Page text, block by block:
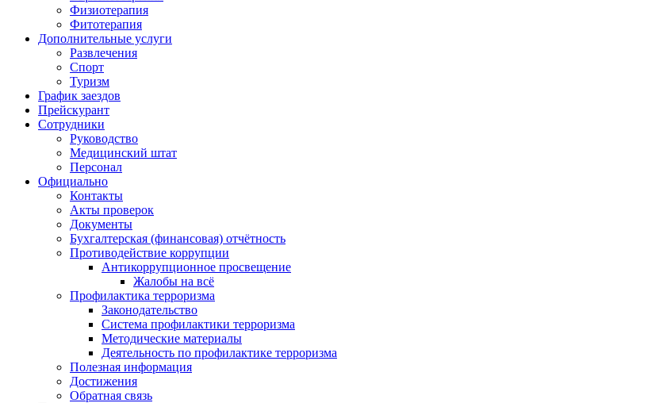
Физиотерапия
Фитотерапия
Дополнительные услуги
Развлечения
Спорт
Туризм
График заездов
Прейскурант
Сотрудники
Руководство
Медицинский штат
Персонал
Официально
Контакты
Акты проверок
Документы
Бухгалтерская (финансовая) отчётность
Противодействие коррупции
Антикоррупционное просвещение
Жалобы на всё
Профилактика терроризма
Законодательство
Система профилактики терроризма
Методические материалы
Деятельность по профилактике терроризма
Полезная информация
Достижения
Обратная связь